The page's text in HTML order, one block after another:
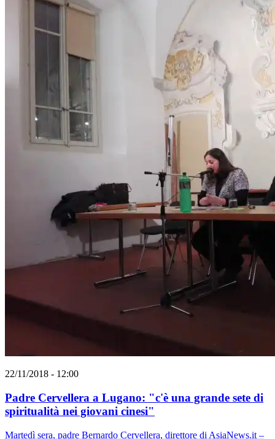
22/11/2018 - 12:00
Padre Cervellera a Lugano: "c'è una grande sete di
spiritualità nei giovani cinesi"
Martedì sera, padre Bernardo Cervellera, direttore di AsiaNews.it –